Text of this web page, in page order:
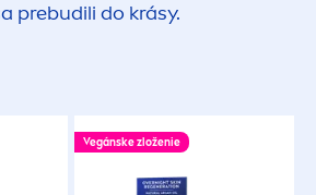
prebudili do krásy.
Vegánske zloženie